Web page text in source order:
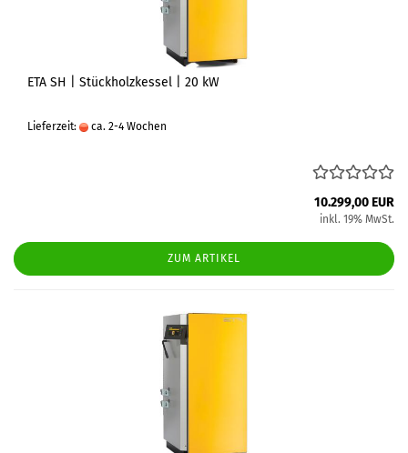
ETA SH | Stückholzkessel | 20 kW
Lieferzeit: ca. 2-4 Wochen
10.299,00 EUR
inkl. 19% MwSt.
ZUM ARTIKEL